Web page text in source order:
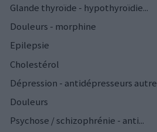
Glande thyroïde - hypothyroïdie...
Douleurs - morphine
Epilepsie
Cholestérol
Dépression - antidépresseurs autre
Douleurs
Psychose / schizophrénie - anti...